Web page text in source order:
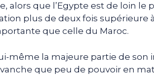
alors que l’Egypte est de loin le
plus de deux fois supérieure
que celle du Maroc.
même la majeure partie de son
que peu de pouvoir en